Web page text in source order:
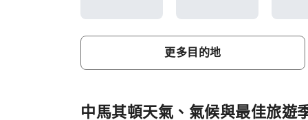
更多目的地
中馬其頓天氣、氣候與最佳旅遊